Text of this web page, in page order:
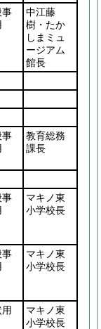
事
中江藤
樹・たか
しまミュ
ージアム
館長
事
教育総務
課長
事
マキノ東
小学校長
事
マキノ東
小学校長
マキノ東
小学校長